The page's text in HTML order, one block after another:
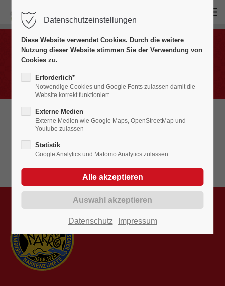
Login
Benutzername
Anmelden
Register|Lost your password?
Support
Lorem ipsum dolor sit amet:
Veranstaltungskalender
Datenschutzeinstellungen
Diese Website verwendet Cookies. Durch die weitere
Nutzung dieser Website stimmen Sie der Verwendung von
Cookies zu.
Erforderlich*
Notwendige Cookies und Google Fonts zulassen damit die
Website korrekt funktioniert
Externe Medien
Externe Medien wie Google Maps, OpenStreetMap und
Youtube zulassen
Statistik
Google Analytics und Matomo Analytics zulassen
Datenschutz Impressum